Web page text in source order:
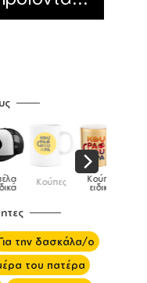
Κούπες Κούπες
ειδικές
Κούπες
χρωματιστές
την δασκάλα/ο
του πατέρα